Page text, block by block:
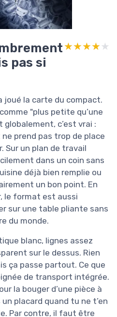
pas si
★★★★★
★★★★★
joué la carte du compact.
"plus petite qu’une
c’est vrai :
prend pas trop de place
Sur un plan de travail
dans un coin sans
déjà bien remplie ou
un bon point. En
le format est aussi
sur une table pliante sans
du monde.
blanc, lignes assez
sur le dessus. Rien
ça passe partout. Ce que
de transport intégrée.
la bouger d’une pièce à
placard quand tu ne t’en
Par contre, il faut être